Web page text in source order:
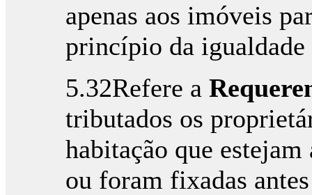
apenas aos imóveis
princípio da
5.32Refere a
tributados os
habitação que estejam
ou foram fixadas